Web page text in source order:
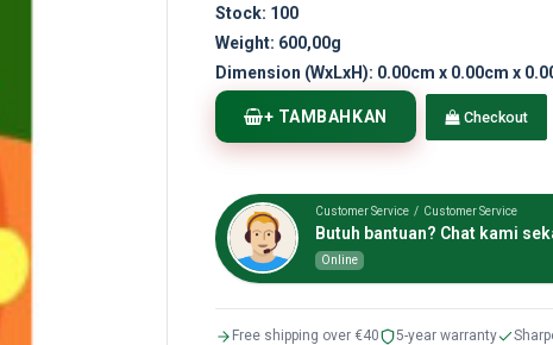
Stock: 100
Weight: 600,00g
Dimension (WxLxH): 0.00cm x 0.00cm x
+ TAMBAHKAN Checkout
Customer Service / Customer Service
Butuh bantuan? Chat kami
Online
Free shipping over €40 5-year warranty